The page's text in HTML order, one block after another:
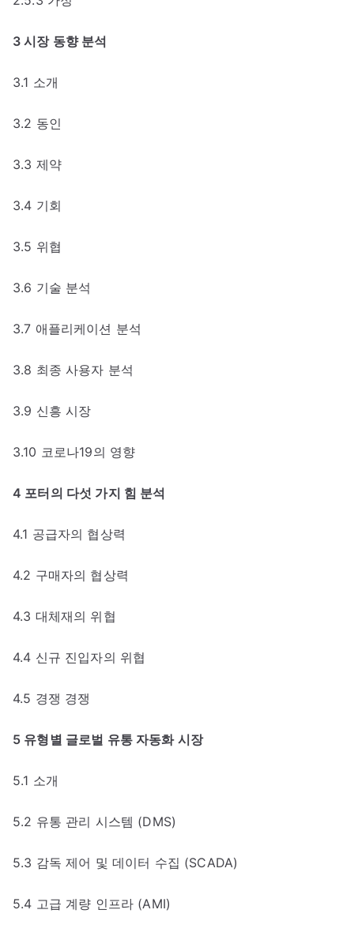
3 시장 동향 분석
3.1 소개
3.2 동인
3.3 제약
3.4 기회
3.5 위협
3.6 기술 분석
3.7 애플리케이션 분석
3.8 최종 사용자 분석
3.9 신흥 시장
3.10 코로나19의 영향
4 포터의 다섯 가지 힘 분석
4.1 공급자의 협상력
4.2 구매자의 협상력
4.3 대체재의 위협
4.4 신규 진입자의 위협
4.5 경쟁 경쟁
5 유형별 글로벌 유통 자동화 시장
5.1 소개
5.2 유통 관리 시스템 (DMS)
5.3 감독 제어 및 데이터 수집 (SCADA)
5.4 고급 계량 인프라 (AMI)